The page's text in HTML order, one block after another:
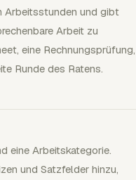
Arbeitsstunden und gibt
Arbeit zu
eine Rechnungsprüfung,
Runde des Ratens.
eine Arbeitskategorie.
und Satzfelder hinzu,